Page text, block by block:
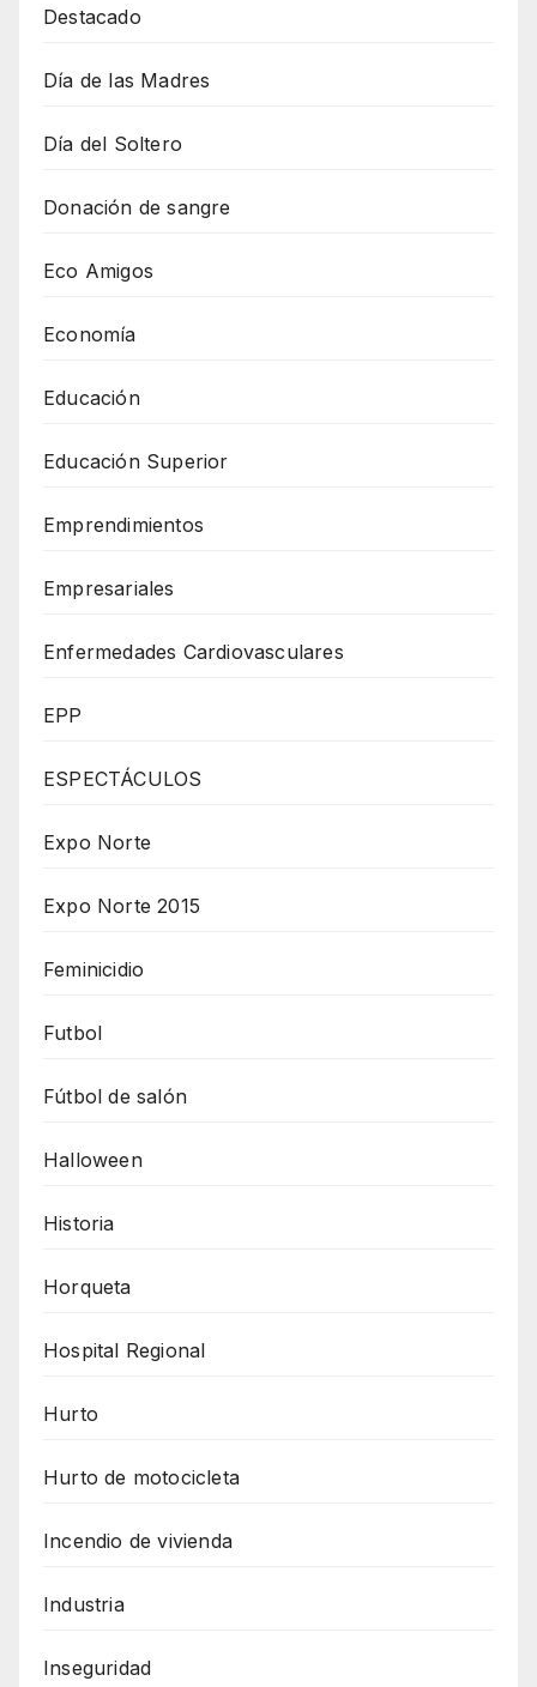
Destacado
Día de las Madres
Día del Soltero
Donación de sangre
Eco Amigos
Economía
Educación
Educación Superior
Emprendimientos
Empresariales
Enfermedades Cardiovasculares
EPP
ESPECTÁCULOS
Expo Norte
Expo Norte 2015
Feminicidio
Futbol
Fútbol de salón
Halloween
Historia
Horqueta
Hospital Regional
Hurto
Hurto de motocicleta
Incendio de vivienda
Industria
Inseguridad